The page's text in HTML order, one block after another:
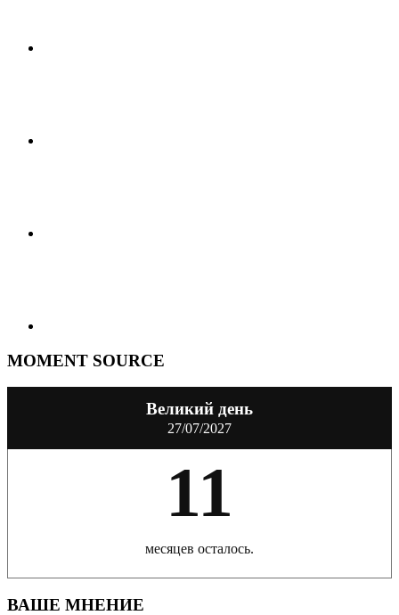
MOMENT SOURCE
Великий день
27/07/2027
11
месяцев осталось.
ВАШЕ МНЕНИЕ